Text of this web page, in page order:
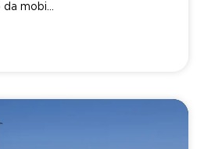
mobi…